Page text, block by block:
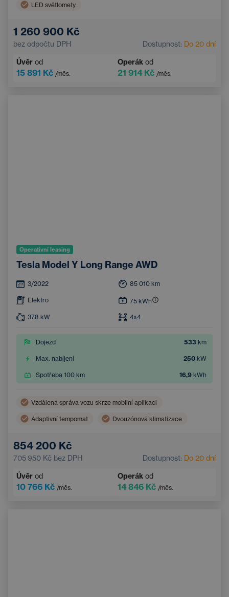
LED světlomety
Automatická klimatizace
Elektricky nastavitelné sedadlo řidiče s pamětí
1 260 900 Kč
bez odpočtu DPH Dostupnost: Do 20 dní
Úvěr od
15 891 Kč /měs.
Operák od
21 914 Kč /měs.
Operativní leasing
Tesla Model Y Long Range AWD
3/2022 85 010 km
Elektro 75 kWh
378 kW 4x4
Dojezd 533 km
Max. nabíjení 250 kW
Spotřeba 100 km 16,9 kWh
Vzdálená správa vozu skrze mobilní aplikaci
Adaptivní tempomat Dvouzónová klimatizace
Asistent hlídání jízdy v pruhu
Parkovací kamera Elektricky nastavitelná sedadla
854 200 Kč
705 950 Kč bez DPH Dostupnost: Do 20 dní
Úvěr od
10 766 Kč /měs.
Operák od
14 846 Kč /měs.